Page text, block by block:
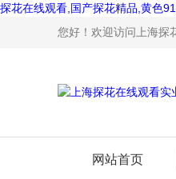
探花在线观看,国产探花精品,黄色
您好！欢迎访问上海探
网站首页